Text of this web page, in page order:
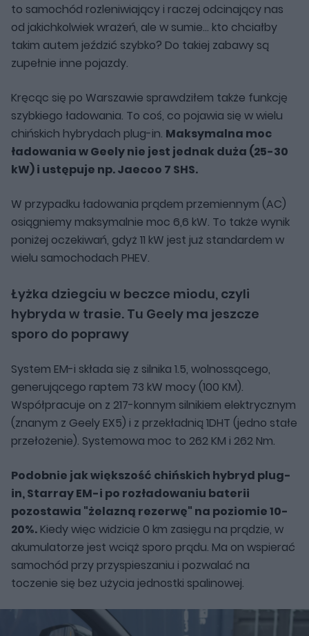
to samochód rozleniwiający i raczej odcinający nas
od jakichkolwiek wrażeń, ale w sumie... kto chciałby
takim autem jeździć szybko? Do takiej zabawy są
zupełnie inne pojazdy.
Kręcąc się po Warszawie sprawdziłem także funkcję
szybkiego ładowania. To coś, co pojawia się w wielu
chińskich hybrydach plug-in. Maksymalna moc
ładowania w Geely nie jest jednak duża (25-30
kW) i ustępuje np. Jaecoo 7 SHS.
W przypadku ładowania prądem przemiennym (AC)
osiągniemy maksymalnie moc 6,6 kW. To także wynik
poniżej oczekiwań, gdyż 11 kW jest już standardem w
wielu samochodach PHEV.
Łyżka dziegciu w beczce miodu, czyli
hybryda w trasie. Tu Geely ma jeszcze
sporo do poprawy
System EM-i składa się z silnika 1.5, wolnossącego,
generującego raptem 73 kW mocy (100 KM).
Współpracuje on z 217-konnym silnikiem elektrycznym
(znanym z Geely EX5) i z przekładnią 1DHT (jedno stałe
przełożenie). Systemowa moc to 262 KM i 262 Nm.
Podobnie jak większość chińskich hybryd plug-
in, Starray EM-i po rozładowaniu baterii
pozostawia "żelazną rezerwę" na poziomie 10-
20%. Kiedy więc widzicie 0 km zasięgu na prądzie, w
akumulatorze jest wciąż sporo prądu. Ma on wspierać
samochód przy przyspieszaniu i pozwalać na
toczenie się bez użycia jednostki spalinowej.